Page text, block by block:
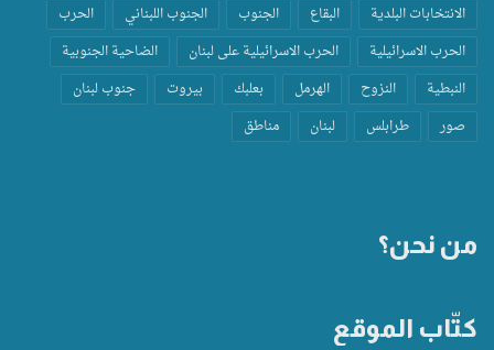
الانتخابات البلدية البقاع الجنوب الجنوب اللبناني
الحرب
الحرب الاسرائيلية
الحرب الاسرائيلية على لبنان
الضاحية الجنوبية
النبطية
النزوح الهرمل بعلبك بيروت
جنوب لبنان
صور
طرابلس لبنان مناطق
من نحن؟
كتّاب الموقع